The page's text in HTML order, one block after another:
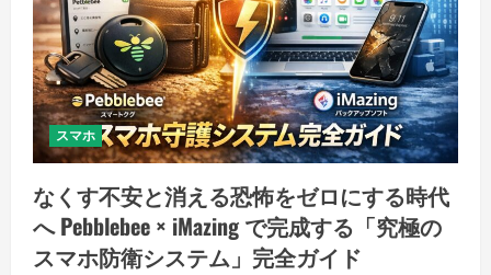
スマホ
なくす不安と消える恐怖をゼロにする時代
へ Pebblebee × iMazing で完成する「究極の
スマホ防衛システム」完全ガイド